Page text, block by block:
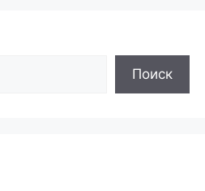
Поиск